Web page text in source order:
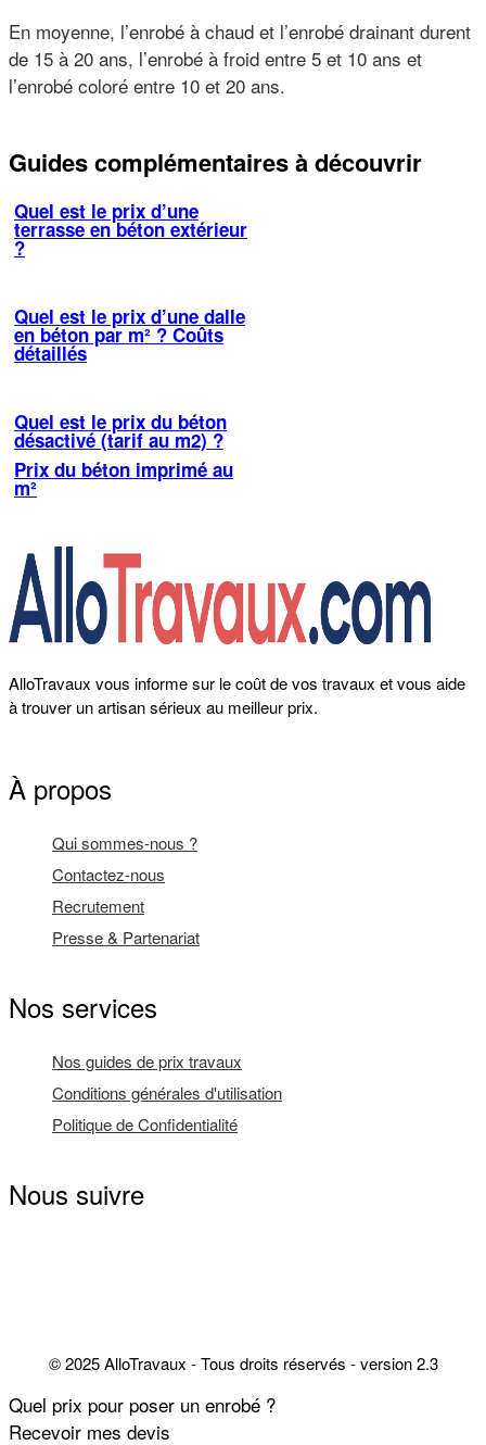
En moyenne, l’enrobé à chaud et l’enrobé drainant durent
de 15 à 20 ans, l’enrobé à froid entre 5 et 10 ans et
l’enrobé coloré entre 10 et 20 ans.
Guides complémentaires à découvrir
Quel est le prix d’une
terrasse en béton extérieur
?
Quel est le prix d’une dalle
en béton par m² ? Coûts
détaillés
Quel est le prix du béton
désactivé (tarif au m2) ?
Prix du béton imprimé au
m²
AlloTravaux vous informe sur le coût de vos travaux et vous aide
à trouver un artisan sérieux au meilleur prix.
À propos
Qui sommes-nous ?
Contactez-nous
Recrutement
Presse & Partenariat
Nos services
Nos guides de prix travaux
Conditions générales d'utilisation
Politique de Confidentialité
Nous suivre
© 2025 AlloTravaux - Tous droits réservés - version 2.3
Quel prix pour poser un enrobé ?
Recevoir mes devis